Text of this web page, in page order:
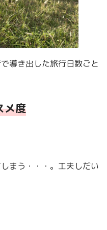
導き出した旅行日数ごと
メ度
まう・・・。工夫しだい